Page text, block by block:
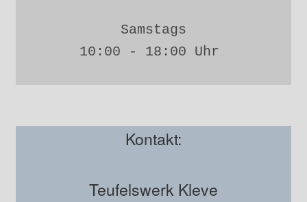
Samstags
10:00 - 18:00 Uhr
Kontakt:
Teufelswerk Kleve